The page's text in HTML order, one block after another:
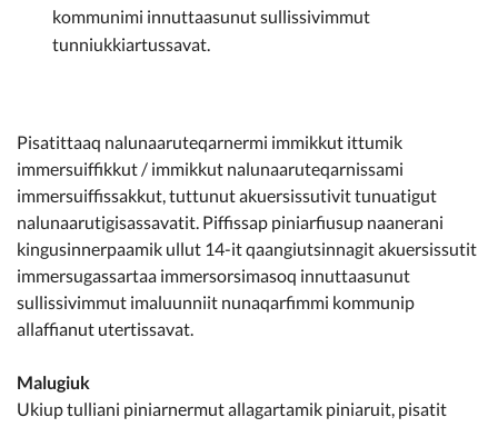
kommunimi innuttaasunut sullissivimmut
tunniukkiartussavat.
Pisatittaaq nalunaaruteqarnermi immikkut ittumik
immersuiffikkut / immikkut nalunaaruteqarnissami
immersuiffissakkut, tuttunut akuersissutivit tunuatigut
nalunaarutigisassavatit. Piffissap piniarfiusup naanerani
kingusinnerpaamik ullut 14-it qaangiutsinnagit akuersissutit
immersugassartaa immersorsimasoq innuttaasunut
sullissivimmut imaluunniit nunaqarfimmi kommunip
allaffianut utertissavat.
Malugiuk
Ukiup tulliani piniarnermut allagartamik piniaruit, pisatit